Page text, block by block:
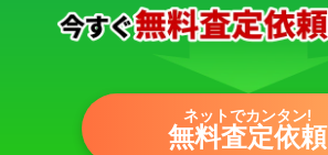
ネットでカンタン!
無料査定依頼